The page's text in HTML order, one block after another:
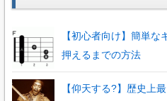
【初心者向け】簡単
押えるまでの方法
【仰天する?】歴史上